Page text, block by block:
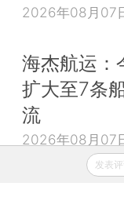
2026年08月07
海杰航运：
扩大至7条
流
2026年08月07
发表